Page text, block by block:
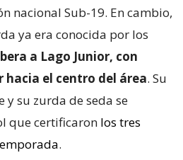
nacional Sub-19. En cambio,
ya era conocida por los
a Lago Junior, con
hacia el centro del área. Su
y su zurda de seda se
que certificaron los tres
.